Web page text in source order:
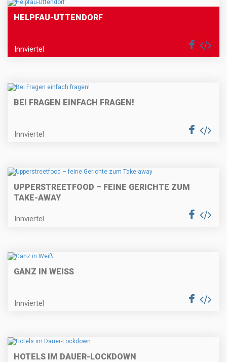
HELPFAU-UTTENDORF
Innviertel
BEI FRAGEN EINFACH FRAGEN!
Innviertel
UPPERSTREETFOOD – FEINE GERICHTE ZUM
TAKE-AWAY
Innviertel
GANZ IN WEISS
Innviertel
HOTELS IM DAUER-LOCKDOWN